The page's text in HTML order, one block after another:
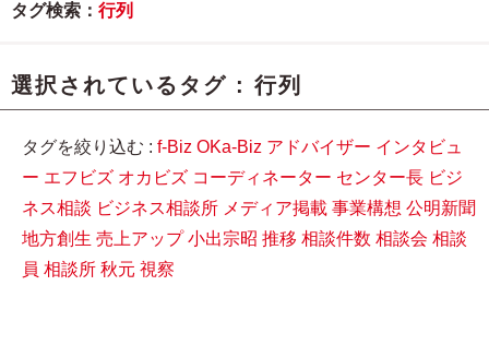
タグ検索： 行列
選択されているタグ : 行列
タグを絞り込む : f-Biz OKa-Biz アドバイザー インタビュ
ー エフビズ オカビズ コーディネーター センター長 ビジ
ネス相談 ビジネス相談所 メディア掲載 事業構想 公明新聞
地方創生 売上アップ 小出宗昭 推移 相談件数 相談会 相談
員 相談所 秋元 視察